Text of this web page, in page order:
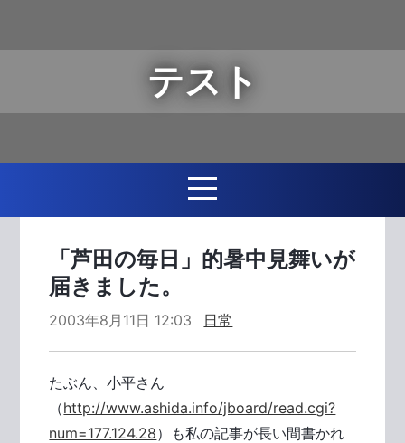
テスト
「芦田の毎日」的暑中見舞いが
届きました。
2003年8月11日 12:03 日常
たぶん、小平さん
（http://www.ashida.info/jboard/read.cgi?
num=177.124.28）も私の記事が長い間書かれ